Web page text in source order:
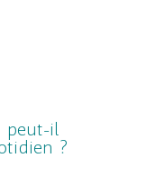
peut-il
?